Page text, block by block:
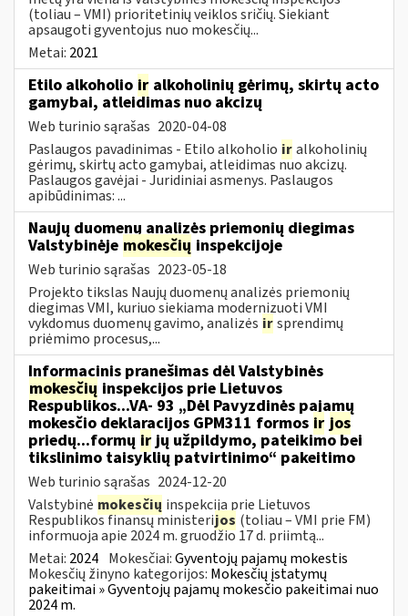
(toliau – VMI) prioritetinių veiklos sričių. Siekiant
apsaugoti gyventojus nuo mokesčių...
Metai: 2021
Etilo alkoholio ir alkoholinių gėrimų, skirtų acto
gamybai, atleidimas nuo akcizų
Web turinio sąrašas 2020-04-08
Paslaugos pavadinimas - Etilo alkoholio iralkoholinių
gėrimų, skirtų acto gamybai, atleidimas nuo akcizų.
Paslaugos gavėjai - Juridiniai asmenys. Paslaugos
apibūdinimas: ...
Naujų duomenų analizės priemonių diegimas
Valstybinėje mokesčių inspekcijoje
Web turinio sąrašas 2023-05-18
Projekto tikslas Naujų duomenų analizės priemonių
diegimas VMI, kuriuo siekiama modernizuoti VMI
vykdomus duomenų gavimo, analizės irsprendimų
priėmimo procesus,...
Informacinis pranešimas dėl Valstybinės
mokesčių inspekcijos prie Lietuvos
Respublikos...VA- 93 „Dėl Pavyzdinės pajamų
mokesčio deklaracijos GPM311 formos ir jos
priedų...formų irjų užpildymo, pateikimo bei
tikslinimo taisyklių patvirtinimo“ pakeitimo
Web turinio sąrašas 2024-12-20
Valstybinė mokesčių inspekcija prie Lietuvos
Respublikos finansų ministerijos (toliau – VMI prie FM)
informuoja apie 2024 m. gruodžio 17 d. priimtą...
Metai: 2024 Mokesčiai:Gyventojų pajamų mokestis
Mokesčių žinyno kategorijos: Mokesčių įstatymų
pakeitimai » Gyventojų pajamų mokesčio pakeitimai nuo
2024 m.